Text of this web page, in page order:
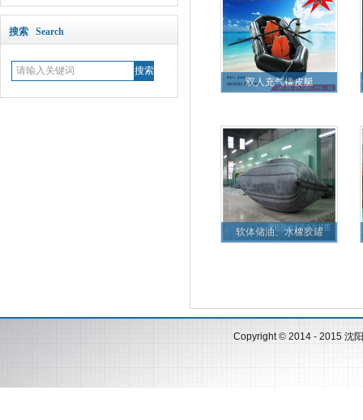
搜索 Search
双人充气橡皮艇
软体储油、水橡胶罐
Copyright © 2014 - 2015 沈